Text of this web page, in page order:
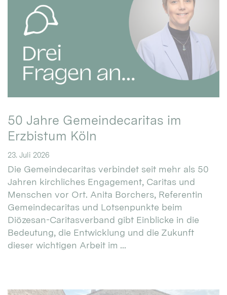
50 Jahre Gemeindecaritas im
Erzbistum Köln
23. Juli 2026
Die Gemeindecaritas verbindet seit mehr als 50
Jahren kirchliches Engagement, Caritas und
Menschen vor Ort. Anita Borchers, Referentin
Gemeindecaritas und Lotsenpunkte beim
Diözesan-Caritasverband gibt Einblicke in die
Bedeutung, die Entwicklung und die Zukunft
dieser wichtigen Arbeit im ...